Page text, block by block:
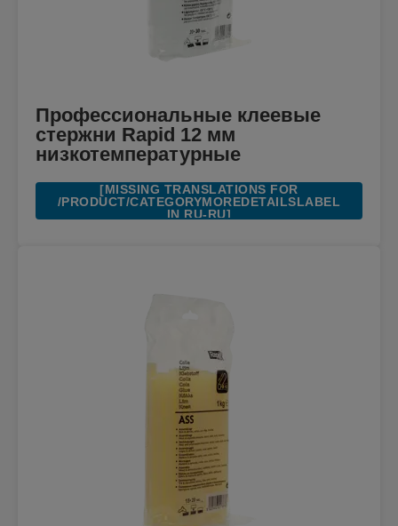
Профессиональные клеевые
стержни Rapid 12 мм
низкотемпературные
[MISSING TRANSLATIONS FOR
/PRODUCT/CATEGORYMOREDETAILSLABEL
IN RU-RU]